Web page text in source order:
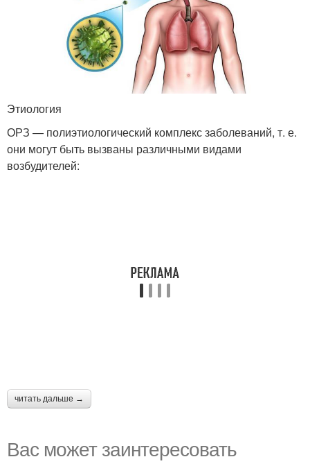
Этиология
ОРЗ — полиэтиологический комплекс заболеваний, т. е.
они могут быть вызваны различными видами
возбудителей:
читать дальше →
Вас может заинтересовать